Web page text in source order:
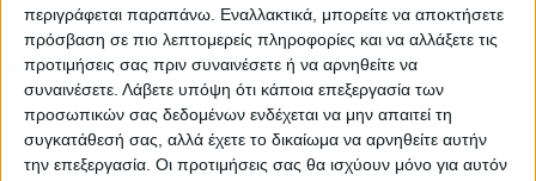
περιγράφεται παραπάνω. Εναλλακτικά, μπορείτε να αποκτήσετε
πρόσβαση σε πιο λεπτομερείς πληροφορίες και να αλλάξετε τις
προτιμήσεις σας πριν συναινέσετε ή να αρνηθείτε να
συναινέσετε. Λάβετε υπόψη ότι κάποια επεξεργασία των
προσωπικών σας δεδομένων ενδέχεται να μην απαιτεί τη
συγκατάθεσή σας, αλλά έχετε το δικαίωμα να αρνηθείτε αυτήν
την επεξεργασία. Οι προτιμήσεις σας θα ισχύουν μόνο για αυτόν
ΝΕΟΣ ΑΓΩΝ
https://neosagon.gr
Η Αρχαιότερη Καθημερινή Πρωινή Εφημερίδα της Καρδίτσας